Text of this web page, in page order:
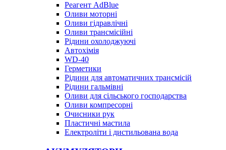
Реагент AdBlue
Оливи моторні
Оливи гідравлічні
Оливи трансмісійні
Рідини охолоджуючі
Автохімія
WD-40
Герметики
Рідини для автоматичних трансмісій
Рідини гальмівні
Оливи для сільського господарства
Оливи компресорні
Очисники рук
Пластичні мастила
Електроліти і дистильована вода